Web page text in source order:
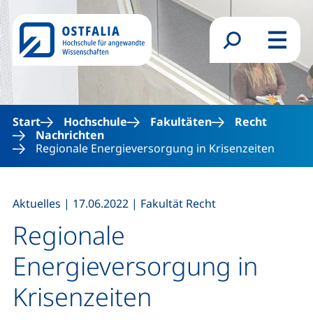
Direkt zum Inhalt
Suchformular
Menü
Start Hochschule Fakultäten
Recht
Nachrichten
Regionale Energieversorgung in Krisenzeiten
Regionale
Energieversorgung in
Krisenzeiten
Aktuelles | 17.06.2022 | Fakultät Recht